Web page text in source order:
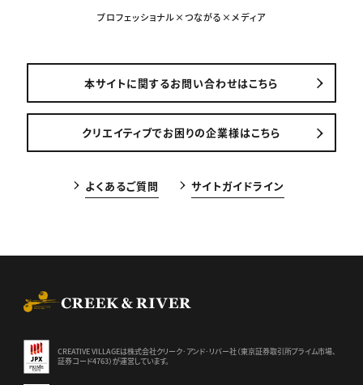
プロフェッショナル×つながる×メディア
本サイトに関するお問い合わせはこちら
クリエイティブでお困りの企業様はこちら
よくあるご質問 サイトガイドライン
CREATIVE VILLAGEは株式会社クリーク･アンド･リバー社（東京証券取引所プライム市場、
証券コード4763）が運営しています。